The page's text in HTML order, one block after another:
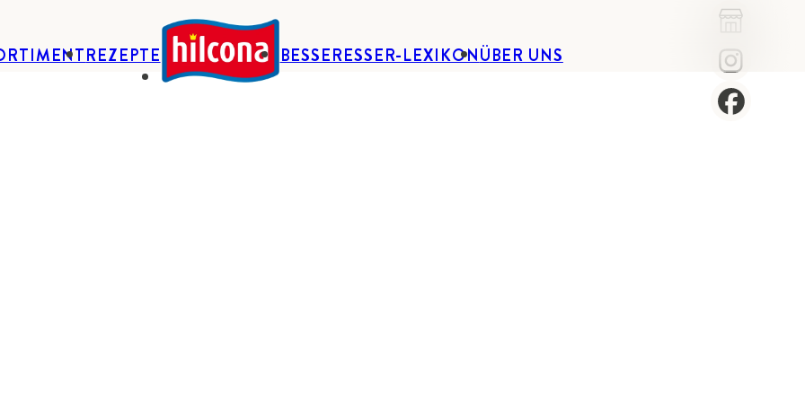
REZEPTE BESSERESSER-LEXIKONÜBER UNS